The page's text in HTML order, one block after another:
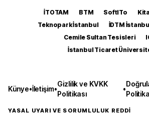
İTOTAM BTM SoftITo
Teknopark İstanbul
İDTM
Cemile Sultan Tesisleri
İstanbul Ticaret
Künye•İletişim•
Gizlilik ve KVKK
Politikası
•
YASAL UYARI VE SORUMLULUK REDDİ